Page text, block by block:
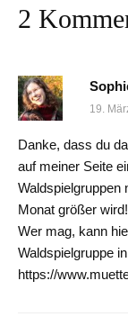
2
19.
Danke, dass du
auf meiner Seite
Waldspielgruppen
Monat größer
Wer mag, kann
Waldspielgruppe
https://